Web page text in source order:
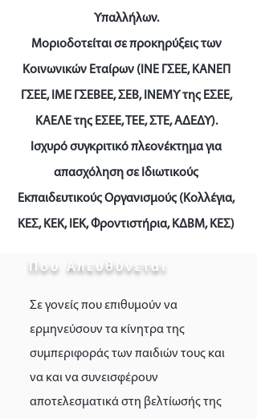
Υπαλλήλων.
Μοριοδοτείται σε προκηρύξεις των
Κοινωνικών Εταίρων (ΙΝΕ ΓΣΕΕ, ΚΑΝΕΠ
ΓΣΕΕ, ΙΜΕ ΓΣΕΒΕΕ, ΣΕΒ, ΙΝΕΜΥ της ΕΣΕΕ,
ΚΑΕΛΕ της ΕΣΕΕ, ΤΕΕ, ΣΤΕ, ΑΔΕΔΥ).
Ισχυρό συγκριτικό πλεονέκτημα για
απασχόληση σε Ιδιωτικούς
Εκπαιδευτικούς Οργανισμούς (Κολλέγια,
ΚΕΣ, ΚΕΚ, ΙΕΚ, Φροντιστήρια, ΚΔΒΜ, ΚΕΣ)
Που Απευθύνεται
Σε γονείς που επιθυμούν να
ερμηνεύσουν τα κίνητρα της
συμπεριφοράς των παιδιών τους και
να και να συνεισφέρουν
αποτελεσματικά στη βελτίωσής της